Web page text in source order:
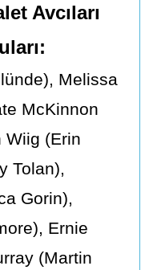
Avcıları
Melissa
McKinnon
Wiig (Erin
Tolan),
Gorin),
Ernie
(Martin